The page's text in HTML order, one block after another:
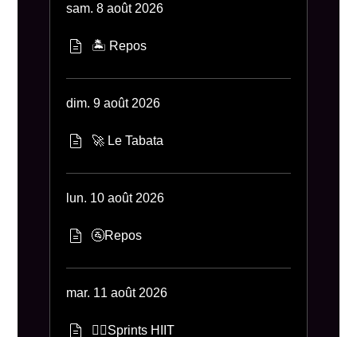
sam. 8 août 2026
🏝 Repos
dim. 9 août 2026
🚀 Le Tabata
lun. 10 août 2026
🚰Repos
mar. 11 août 2026
🏃‍♂️Sprints HIIT